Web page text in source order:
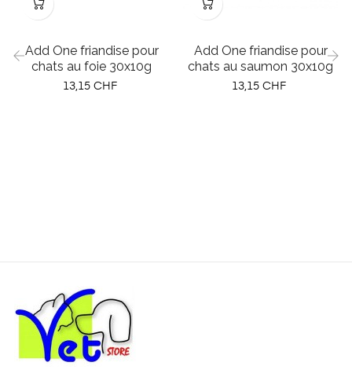
Add One friandise pour
chats au foie 30x10g
Prix
13,15 CHF
Add One friandise pour
chats au saumon 30x10g
Prix
13,15 CHF